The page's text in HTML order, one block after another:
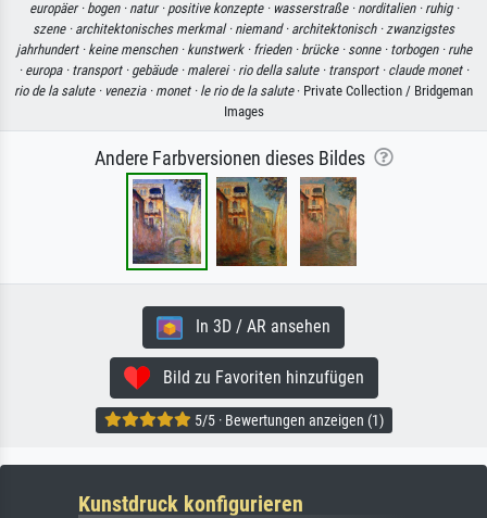
europäer · bogen · natur · positive konzepte · wasserstraße · norditalien · ruhig ·
szene · architektonisches merkmal · niemand · architektonisch · zwanzigstes
jahrhundert · keine menschen · kunstwerk · frieden · brücke · sonne · torbogen · ruhe
· europa · transport · gebäude · malerei · rio della salute · transport · claude monet ·
rio de la salute · venezia · monet · le rio de la salute· Private Collection / Bridgeman
Images
Andere Farbversionen dieses Bildes
In 3D / AR ansehen
Bild zu Favoriten hinzufügen
5/5 · Bewertungen anzeigen (1)
Kunstdruck konfigurieren